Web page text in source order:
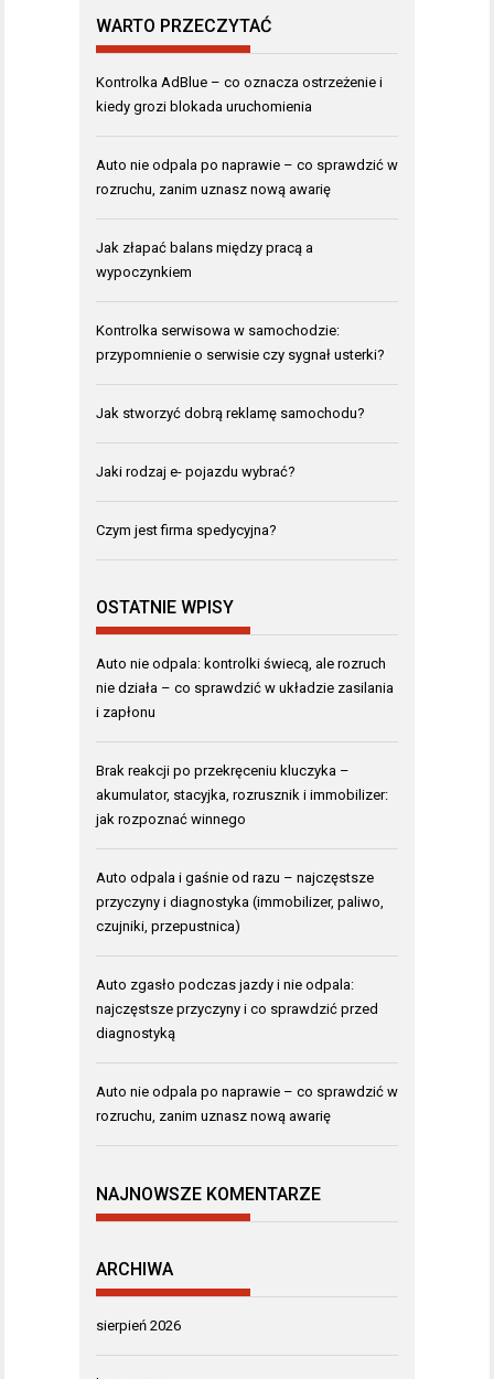
WARTO PRZECZYTAĆ
Kontrolka AdBlue – co oznacza ostrzeżenie i
kiedy grozi blokada uruchomienia
Auto nie odpala po naprawie – co sprawdzić w
rozruchu, zanim uznasz nową awarię
Jak złapać balans między pracą a
wypoczynkiem
Kontrolka serwisowa w samochodzie:
przypomnienie o serwisie czy sygnał usterki?
Jak stworzyć dobrą reklamę samochodu?
Jaki rodzaj e- pojazdu wybrać?
Czym jest firma spedycyjna?
OSTATNIE WPISY
Auto nie odpala: kontrolki świecą, ale rozruch
nie działa – co sprawdzić w układzie zasilania
i zapłonu
Brak reakcji po przekręceniu kluczyka –
akumulator, stacyjka, rozrusznik i immobilizer:
jak rozpoznać winnego
Auto odpala i gaśnie od razu – najczęstsze
przyczyny i diagnostyka (immobilizer, paliwo,
czujniki, przepustnica)
Auto zgasło podczas jazdy i nie odpala:
najczęstsze przyczyny i co sprawdzić przed
diagnostyką
Auto nie odpala po naprawie – co sprawdzić w
rozruchu, zanim uznasz nową awarię
NAJNOWSZE KOMENTARZE
ARCHIWA
sierpień 2026